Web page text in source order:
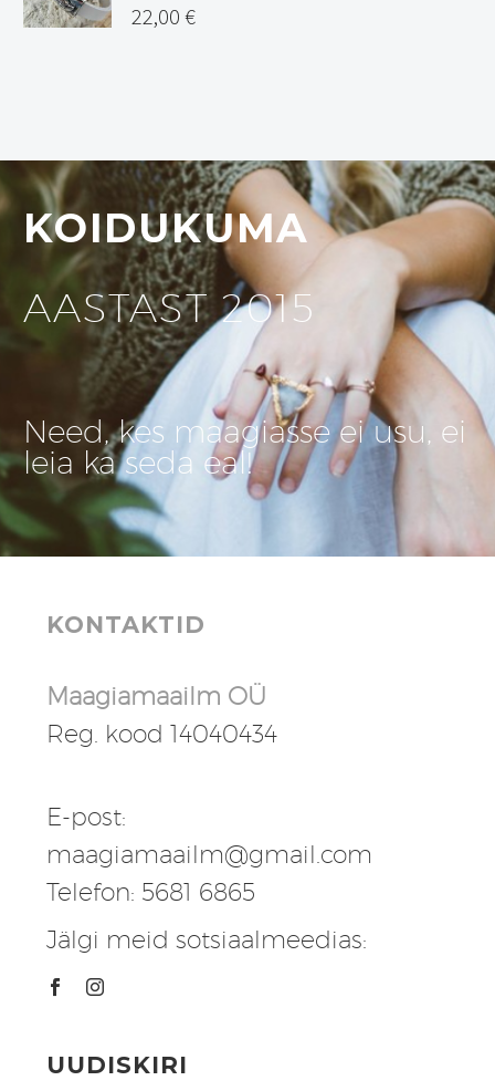
22,00 €
KOIDUKUMA
AASTAST 2015
Need, kes maagiasse ei usu, ei
leia ka seda eal!
KONTAKTID
Maagiamaailm OÜ
Reg. kood 14040434
E-post:
maagiamaailm@gmail.com
Telefon: 5681 6865
Jälgi meid sotsiaalmeedias:
UUDISKIRI